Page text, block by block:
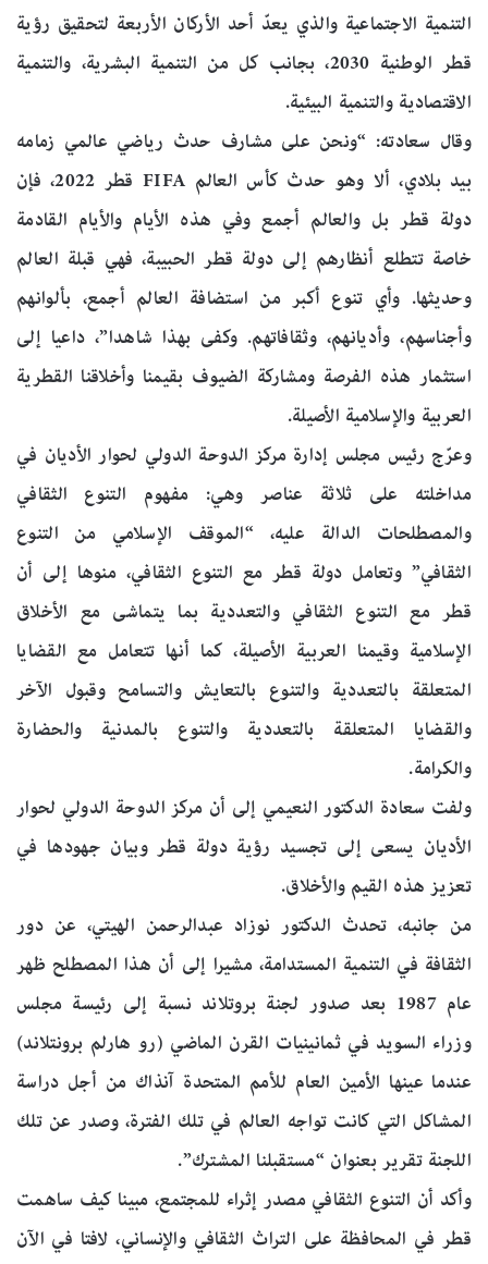
التنمية الاجتماعية والذي يعدّ أحد الأركان الأربعة لتحقيق رؤية
قطر الوطنية 2030، بجانب كل من التنمية البشرية، والتنمية
الاقتصادية والتنمية البيئية.
وقال سعادته: “ونحن على مشارف حدث رياضي عالمي زمامه
بيد بلادي، ألا وهو حدث كأس العالم FIFA قطر 2022، فإن
دولة قطر بل والعالم أجمع وفي هذه الأيام والأيام القادمة
خاصة تتطلع أنظارهم إلى دولة قطر الحبيبة، فهي قبلة العالم
وحديثها. وأي تنوع أكبر من استضافة العالم أجمع، بألوانهم
وأجناسهم، وأديانهم، وثقافاتهم. وكفى بهذا شاهدا”، داعيا إلى
استثمار هذه الفرصة ومشاركة الضيوف بقيمنا وأخلاقنا القطرية
العربية والإسلامية الأصيلة.
وعرّج رئيس مجلس إدارة مركز الدوحة الدولي لحوار الأديان في
مداخلته على ثلاثة عناصر وهي: مفهوم التنوع الثقافي
والمصطلحات الدالة عليه، “الموقف الإسلامي من التنوع
الثقافي” وتعامل دولة قطر مع التنوع الثقافي، منوها إلى أن
قطر مع التنوع الثقافي والتعددية بما يتماشى مع الأخلاق
الإسلامية وقيمنا العربية الأصيلة، كما أنها تتعامل مع القضايا
المتعلقة بالتعددية والتنوع بالتعايش والتسامح وقبول الآخر
والقضايا المتعلقة بالتعددية والتنوع بالمدنية والحضارة
والكرامة.
ولفت سعادة الدكتور النعيمي إلى أن مركز الدوحة الدولي لحوار
الأديان يسعى إلى تجسيد رؤية دولة قطر وبيان جهودها في
تعزيز هذه القيم والأخلاق.
من جانبه، تحدث الدكتور نوزاد عبدالرحمن الهيتي، عن دور
الثقافة في التنمية المستدامة، مشيرا إلى أن هذا المصطلح ظهر
عام 1987 بعد صدور لجنة بروتلاند نسبة إلى رئيسة مجلس
وزراء السويد في ثمانينيات القرن الماضي (رو هارلم برونتلاند)
عندما عينها الأمين العام للأمم المتحدة آنذاك من أجل دراسة
المشاكل التي كانت تواجه العالم في تلك الفترة، وصدر عن تلك
اللجنة تقرير بعنوان “مستقبلنا المشترك”.
وأكد أن التنوع الثقافي مصدر إثراء للمجتمع، مبينا كيف ساهمت
قطر في المحافظة على التراث الثقافي والإنساني، لافتا في الآن